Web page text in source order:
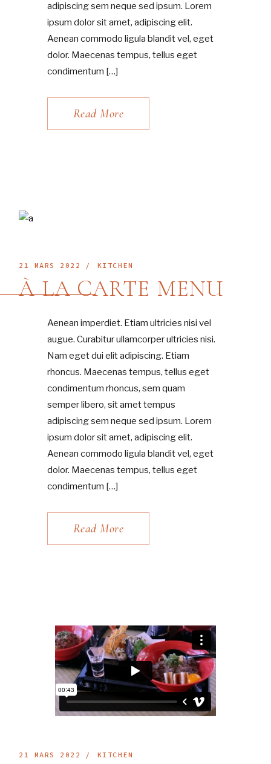
adipiscing sem neque sed ipsum. Lorem
ipsum dolor sit amet, adipiscing elit.
Aenean commodo ligula blandit vel, eget
dolor. Maecenas tempus, tellus eget
condimentum […]
Read More
21 MARS 2022 KITCHEN
À LA CARTE MENU
Aenean imperdiet. Etiam ultricies nisi vel
augue. Curabitur ullamcorper ultricies nisi.
Nam eget dui elit adipiscing. Etiam
rhoncus. Maecenas tempus, tellus eget
condimentum rhoncus, sem quam
semper libero, sit amet tempus
adipiscing sem neque sed ipsum. Lorem
ipsum dolor sit amet, adipiscing elit.
Aenean commodo ligula blandit vel, eget
dolor. Maecenas tempus, tellus eget
condimentum […]
Read More
21 MARS 2022 KITCHEN